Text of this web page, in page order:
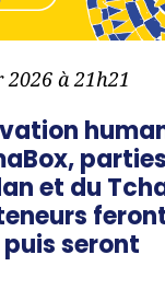
à 21h21
et du
seront